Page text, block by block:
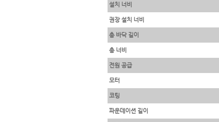
설치 너비
권장 설치 너비
총 바닥 길이
총 너비
전원 공급
모터
코팅
파운데이션 길이